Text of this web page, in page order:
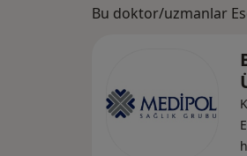
Bu doktor/uzmanlar